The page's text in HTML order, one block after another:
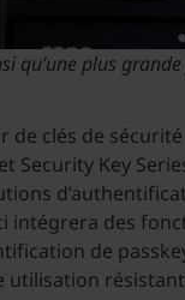
qu’une plus
de clés de sécurité
Security Key
intégrera des
de
utilisation